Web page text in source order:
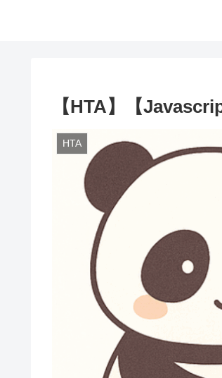
【HTA】【
HTA